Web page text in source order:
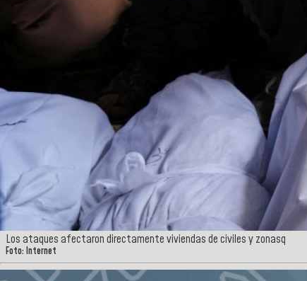
Los ataques afectaron directamente viviendas de civiles y zonasq
Foto: Internet